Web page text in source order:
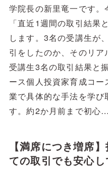
学院長の新里竜一です。
「直近1週間の取引結果
します。3名の受講生が
引をしたのか、そのリア
受講生3名の取引結果と
ース個人投資家育成コ
業で具体的な手法を学
す。約2か月前まで初
【満席につき増席
ての取引でも安心し